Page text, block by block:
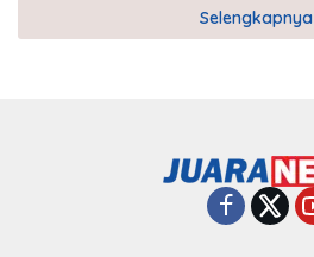
Selengkapnya